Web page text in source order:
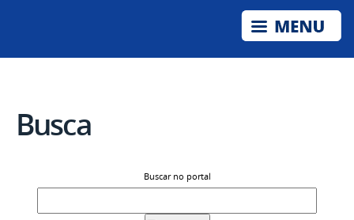
Busca
Buscar no portal